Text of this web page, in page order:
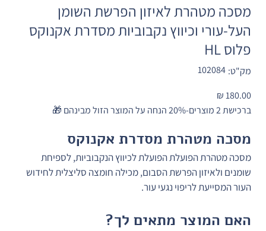
מסכה מטהרת לאיזון הפרשת השומן
העל-עורי וכיווץ נקבוביות מסדרת אקנוקס
פלוס HL
מק"ט:
מק"ט
102084
102084
ברכישת 2 מוצרים-20% הנחה על המוצר הזול מבינהם 🎁
מסכה מטהרת מסדרת אקנוקס
מסכה מטהרת הפועלת הפועלת לכיווץ הנקבוביות, לספיחת
שומנים ולאיזון הפרשת הסבום, מכילה חומצה סליצלית לחידוש
העור המסייעת לריפוי נגעי עור.
האם המוצר מתאים לך?